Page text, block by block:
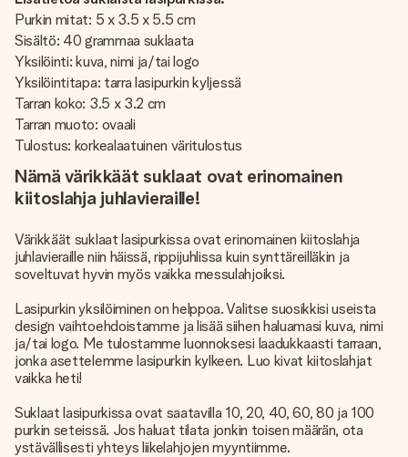
Purkin mitat: 5 x 3.5 x 5.5 cm
Sisältö: 40 grammaa suklaata
Yksilöinti: kuva, nimi ja/tai logo
Yksilöintitapa: tarra lasipurkin kyljessä
Tarran koko: 3.5 x 3.2 cm
Tarran muoto: ovaali
Tulostus: korkealaatuinen väritulostus
Nämä värikkäät suklaat ovat erinomainen
kiitoslahja juhlavieraille!
Värikkäät suklaat lasipurkissa ovat erinomainen kiitoslahja
juhlavieraille niin häissä, rippijuhlissa kuin synttäreilläkin ja
soveltuvat hyvin myös vaikka messulahjoiksi.
Lasipurkin yksilöiminen on helppoa. Valitse suosikkisi useista
design vaihtoehdoistamme ja lisää siihen haluamasi kuva, nimi
ja/tai logo. Me tulostamme luonnoksesi laadukkaasti tarraan,
jonka asettelemme lasipurkin kylkeen. Luo kivat kiitoslahjat
vaikka heti!
Suklaat lasipurkissa ovat saatavilla 10, 20, 40, 60, 80 ja 100
purkin seteissä. Jos haluat tilata jonkin toisen määrän, ota
ystävällisesti yhteys liikelahjojen myyntiimme.